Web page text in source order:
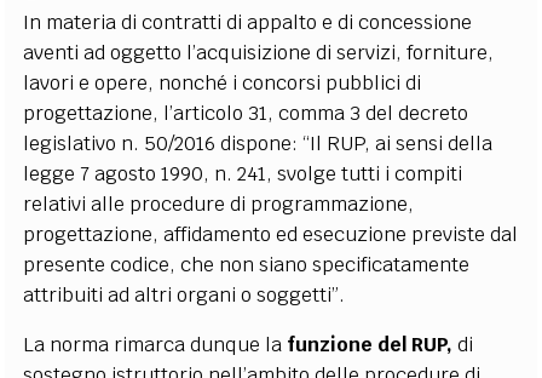
In materia di contratti di appalto e di concessione
aventi ad oggetto l’acquisizione di servizi, forniture,
lavori e opere, nonché i concorsi pubblici di
progettazione, l’articolo 31, comma 3 del decreto
legislativo n. 50/2016 dispone: “Il RUP, ai sensi della
legge 7 agosto 1990, n. 241, svolge tutti i compiti
relativi alle procedure di programmazione,
progettazione, affidamento ed esecuzione previste dal
presente codice, che non siano specificatamente
attribuiti ad altri organi o soggetti”.
La norma rimarca dunque la funzione del RUP,di